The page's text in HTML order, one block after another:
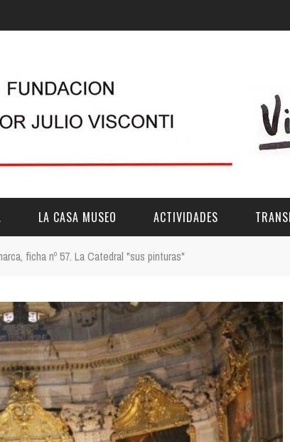
LA CASA MUSEO
VIDEOS
GALERÍA
FOTOMONTAJES
ACTIVIDADES
OTRAS ACTIVIDADES DE ÁMBITO
OTRA
ficha nº 57. La Catedral "sus pinturas"